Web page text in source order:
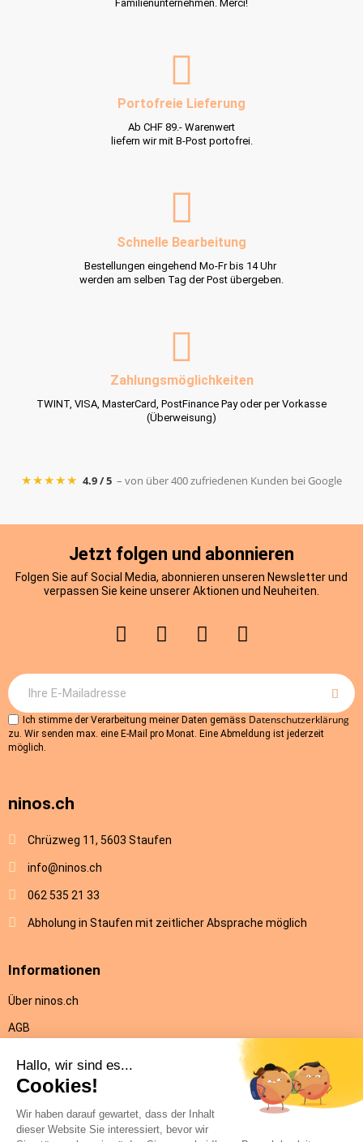
Familienunternehmen. Merci!
Portofreie Lieferung
Ab CHF 89.- Warenwert
liefern wir mit B-Post portofrei.
Schnelle Bearbeitung
Bestellungen eingehend Mo-Fr bis 14 Uhr
werden am selben Tag der Post übergeben.
Zahlungsmöglichkeiten
TWINT, VISA, MasterCard, PostFinance Pay oder per Vorkasse
(Überweisung)
★★★★★ 4.9 / 5 – von über 400 zufriedenen Kunden bei Google
Jetzt folgen und abonnieren
Folgen Sie auf Social Media, abonnieren unseren Newsletter und
verpassen Sie keine unserer Aktionen und Neuheiten.
Ich stimme der Verarbeitung meiner Daten gemäss Datenschutzerklärung
zu. Wir senden max. eine E-Mail pro Monat. Eine Abmeldung ist jederzeit
möglich.
ninos.ch
Chrüzweg 11, 5603 Staufen
info@ninos.ch
062 535 21 33
Abholung in Staufen mit zeitlicher Absprache möglich
Informationen
Über ninos.ch
AGB
Rückgabe
Datenschutz
Impressum